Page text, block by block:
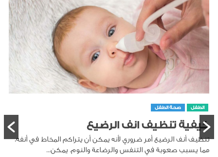
الطفل صحة الطفل
كيفية تنظيف انف الرضيع
تنظيف أنف الرضيع أمر ضروري لأنه يمكن أن يتراكم المخاط في أنفه،
مما يسبب صعوبة في التنفس والرضاعة والنوم. يمكن...